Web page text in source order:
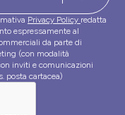
Privacy Policy redatta
espressamente al
da parte di
(con modalità
inviti e comunicazioni
posta cartacea)